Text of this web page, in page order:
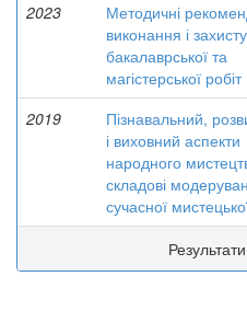
2023
Методичні
виконання і захисту
бакалаврської та
магістерської робіт
2019
Пізнавальний,
і виховний аспекти
народного
складові
сучасної